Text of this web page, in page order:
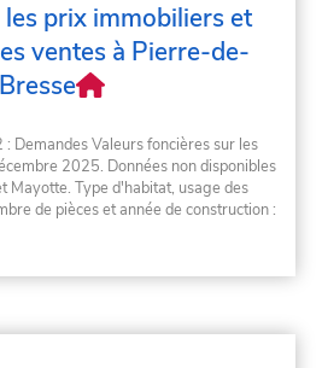
prix immobiliers et
ventes à Pierre-de-
Bresse
Demandes Valeurs foncières sur les
2025. Données non disponibles
Mayotte. Type d'habitat, usage des
de pièces et année de construction :